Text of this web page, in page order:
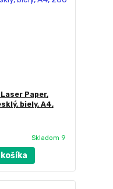
Paper,
biely, A4,
Skladom 9